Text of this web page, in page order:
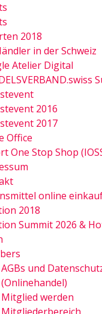
2018
in der Schweiz
Atelier Digital
2016
2017
Office
One Stop Shop
online
2018
Summit 2026 &
AGBs und
(Onlinehandel)
Mitglied werden